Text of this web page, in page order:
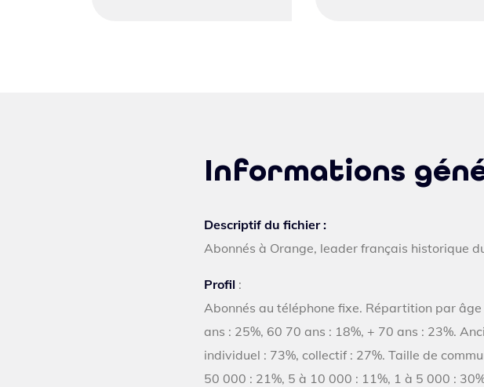
Informations
Descriptif du fichier :
Abonnés à Orange, leader français historique
Profil :
Abonnés au téléphone fixe. Répartition par
ans : 25%, 60 70 ans : 18%, + 70 ans : 23%.
individuel : 73%, collectif : 27%. Taille de
50 000 : 21%, 5 à 10 000 : 11%, 1 à 5 000 :